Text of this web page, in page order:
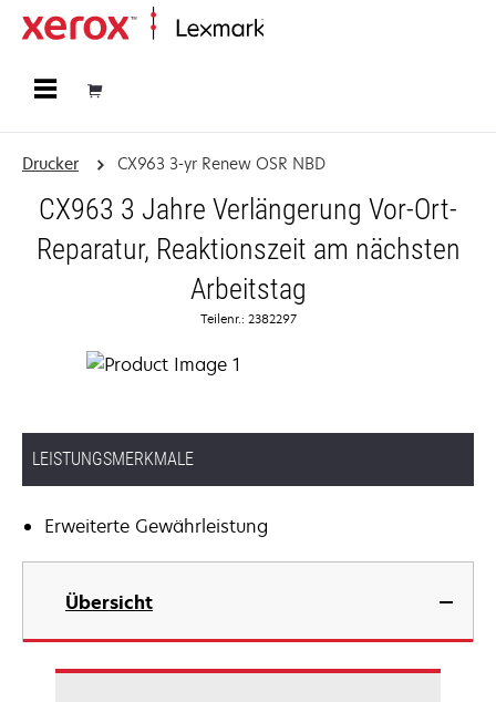
Drucker CX963 3-yr Renew OSR NBD
CX963 3 Jahre Verlängerung Vor-Ort-
Reparatur, Reaktionszeit am nächsten
Arbeitstag
Teilenr.: 2382297
LEISTUNGSMERKMALE
Erweiterte Gewährleistung
Übersicht